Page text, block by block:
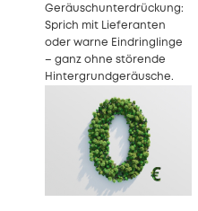
Geräuschunterdrückung:
Sprich mit Lieferanten
oder warne Eindringlinge
– ganz ohne störende
Hintergrundgeräusche.